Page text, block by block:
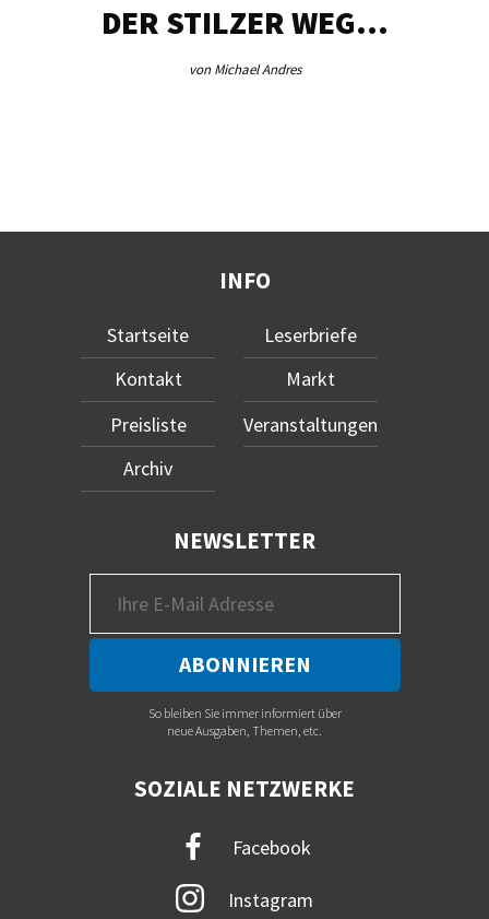
DER STILZER WEG…
von Michael Andres
INFO
Startseite
Kontakt
Preisliste
Archiv
Leserbriefe
Markt
Veranstaltungen
NEWSLETTER
So bleiben Sie immer informiert über
neue Ausgaben, Themen, etc.
SOZIALE NETZWERKE
Facebook
Instagram